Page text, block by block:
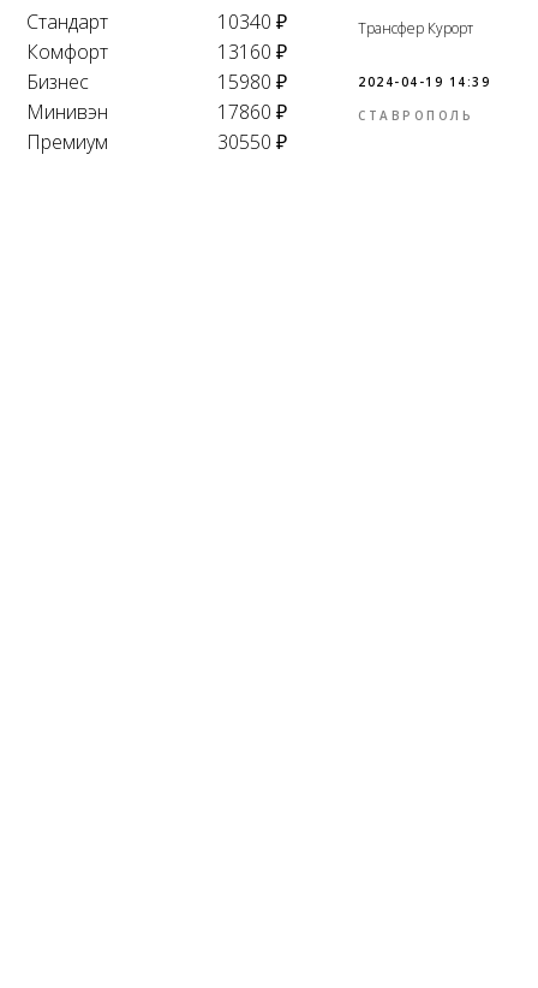
Стандарт
10340 ₽
Комфорт
13160 ₽
Бизнес
15980 ₽
Минивэн
17860 ₽
Премиум
30550 ₽
Трансфер Курорт
2024-04-19 14:39
СТАВРОПОЛЬ